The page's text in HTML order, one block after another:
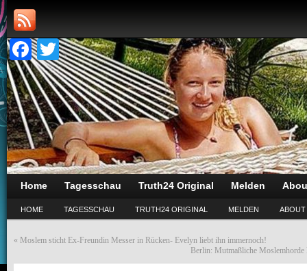
Facebook
Twitter
Home Tagesschau Truth24 Original Melden
HOME TAGESSCHAU TRUTH24 ORIGINAL MELDEN ABOUT
« Moslem sticht Ex-Freundin Messer in Rücken- Evelyn liebt ihn immernoch!
Berlin: Mutmaßliche